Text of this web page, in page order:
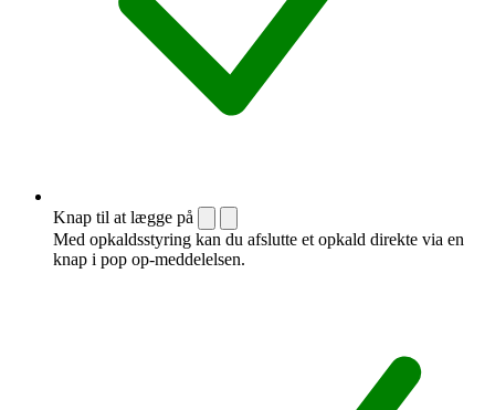
Knap til at lægge på
Med opkaldsstyring kan du afslutte et opkald direkte via en
knap i pop op-meddelelsen.